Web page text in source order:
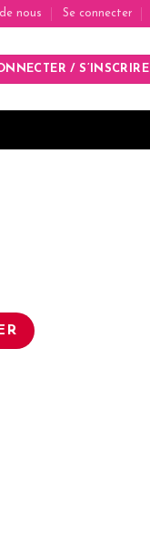
nous Se connecter
/ S’INSCRIRE